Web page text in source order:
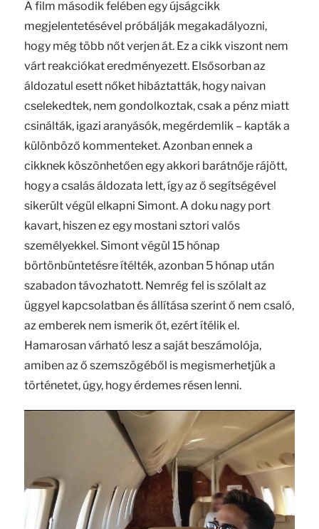
A film második felében egy újságcikk
megjelentetésével próbálják megakadályozni,
hogy még több nőt verjen át. Ez a cikk viszont nem
várt reakciókat eredményezett. Elsősorban az
áldozatul esett nőket hibáztatták, hogy naivan
cselekedtek, nem gondolkoztak, csak a pénz miatt
csinálták, igazi aranyásók, megérdemlik – kapták a
különböző kommenteket. Azonban ennek a
cikknek köszönhetően egy akkori barátnője rájött,
hogy a csalás áldozata lett, így az ő segítségével
sikerült végül elkapni Simont. A doku nagy port
kavart, hiszen ez egy mostani sztori valós
személyekkel. Simont végül 15 hónap
börtönbüntetésre ítélték, azonban 5 hónap után
szabadon távozhatott. Nemrég fel is szólalt az
üggyel kapcsolatban és állítása szerint ő nem csaló,
az emberek nem ismerik őt, ezért ítélik el.
Hamarosan várható lesz a saját beszámolója,
amiben az ő szemszögéből is megismerhetjük a
történetet, úgy, hogy érdemes résen lenni.